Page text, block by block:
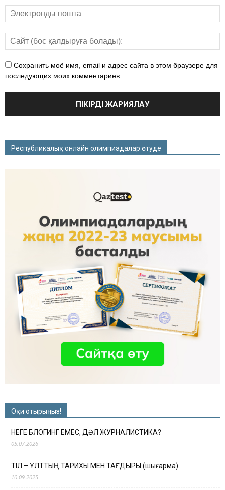
Сохранить моё имя, email и адрес сайта в этом браузере для
последующих моих комментариев.
Республикалық онлайн олимпиадалар өтуде
Оқи отырыңыз!
НЕГЕ БЛОГИНГ ЕМЕС, ДӘЛ ЖУРНАЛИСТИКА?
05.07.2026
ТІЛ – ҰЛТТЫҢ ТАРИХЫ МЕН ТАҒДЫРЫ (шығарма)
10.09.2025